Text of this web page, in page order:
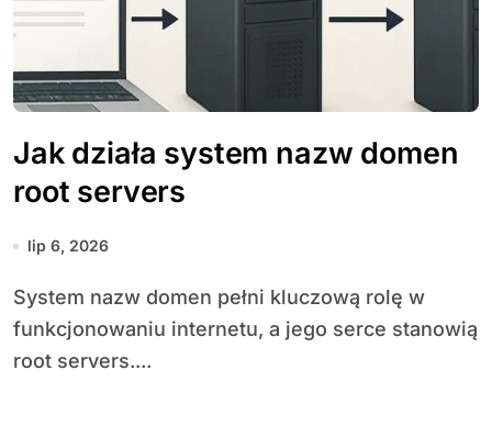
Jak działa system nazw domen
root servers
lip 6, 2026
System nazw domen pełni kluczową rolę w
funkcjonowaniu internetu, a jego serce stanowią
root servers....